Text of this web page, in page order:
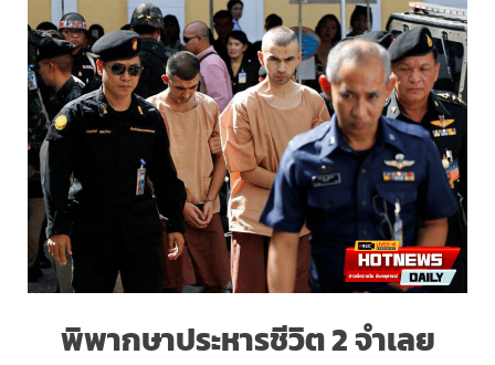
พิพากษาประหารชีวิต 2 จำเลย